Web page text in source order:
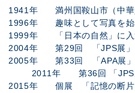
1941年 満州国鞍山市（中華
1996年 趣味として写真を始
1999年 「日本の自然」に入
2004年 第29回 「JPS展」
2005年 第33回 「APA展」
2011年 第36回 「JPS展
2015年 個展 「記憶の断片